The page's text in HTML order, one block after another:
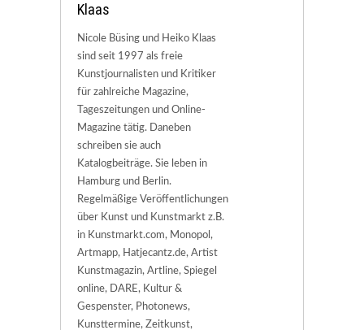
Klaas
Nicole Büsing und Heiko Klaas
sind seit 1997 als freie
Kunstjournalisten und Kritiker
für zahlreiche Magazine,
Tageszeitungen und Online-
Magazine tätig. Daneben
schreiben sie auch
Katalogbeiträge. Sie leben in
Hamburg und Berlin.
Regelmäßige Veröffentlichungen
über Kunst und Kunstmarkt z.B.
in Kunstmarkt.com, Monopol,
Artmapp, Hatjecantz.de, Artist
Kunstmagazin, Artline, Spiegel
online, DARE, Kultur &
Gespenster, Photonews,
Kunsttermine, Zeitkunst,